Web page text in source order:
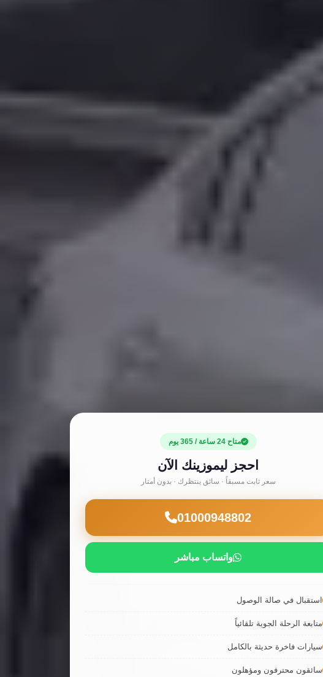
متاح 24 ساعة / 365 يوم
احجز ليموزينك الآن
سعر ثابت مسبقاً · سائق ينتظرك · بدون أمتار
01000948802
واتساب مباشر
استقبال في صالة الوصول
متابعة الرحلة الجوية تلقائياً
سيارات فاخرة حديثة بالكامل
سائقون محترفون ومؤهلون